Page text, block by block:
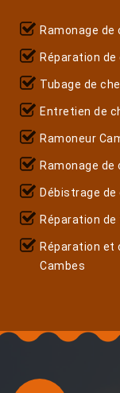
Ramonage de
Réparation
Tubage de
Entretien de
Ramoneur
Ramonage de
Débistrage de
Réparation
Réparation
Cambes